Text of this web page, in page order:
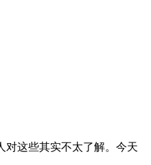
这些其实不太了解。今天